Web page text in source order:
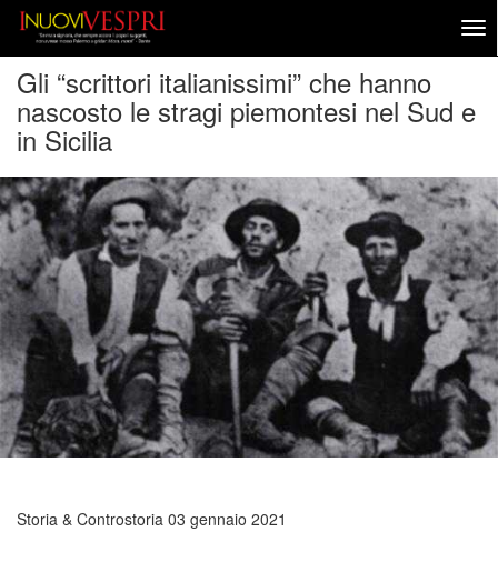
Gli “scrittori italianissimi” che hanno
nascosto le stragi piemontesi nel Sud e
in Sicilia
Storia & Controstoria 03 gennaio 2021